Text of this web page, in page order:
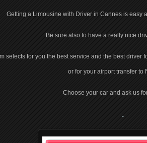
Getting a Limousine with Driver in Cannes is easy
Be sure also to have a really nice
selects for you the best service and the best driver
or for your airport transfer to
Choose your car and ask us